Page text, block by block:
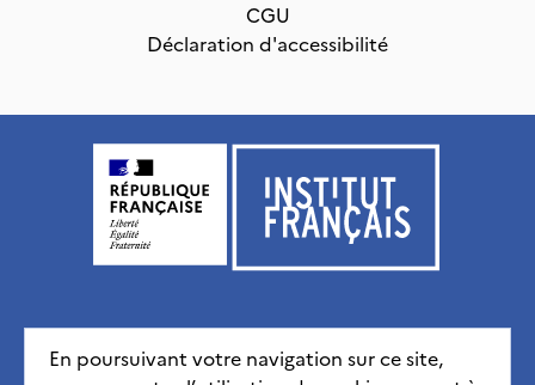
En poursuivant votre navigation sur ce site,
CGU
Déclaration d'accessibilité
Institut français, tous droits réservés 2026